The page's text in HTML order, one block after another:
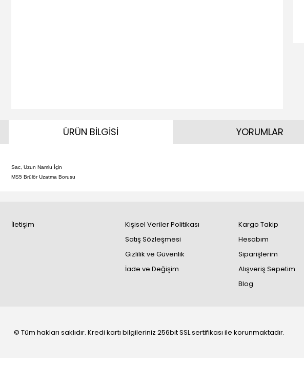
ÜRÜN BİLGİSİ
Sac, Uzun Namlu İçin
MS5 Brülör Uzatma Borusu
YORUMLAR
İletişim
Kişisel Veriler Politikası
Satış Sözleşmesi
Gizlilik ve Güvenlik
İade ve Değişim
Kargo Takip
Hesabım
Siparişlerim
Alışveriş Sepetim
Blog
© Tüm hakları saklıdır. Kredi kartı bilgileriniz 256bit SSL sertifikası ile korunmaktadır.